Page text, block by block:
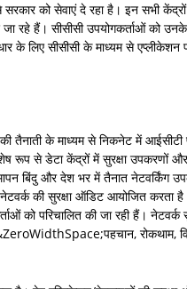
को सेवाएं दे रहा है। इन सभी
रहे हैं। सीसीसी उपयोगकर्ताओं को
के लिए सीसीसी के माध्यम से एप्लीकेशन
तैनाती के माध्यम से निकनेट में
रूप से डेटा केंद्रों में सुरक्षा उपकरणों
बिंदु और देश भर में तैनात नेटवर्किंग
की सुरक्षा ऑडिट आयोजित करता है।
परिचालित की जा रही हैं। नेटवर्क
रोकथाम,